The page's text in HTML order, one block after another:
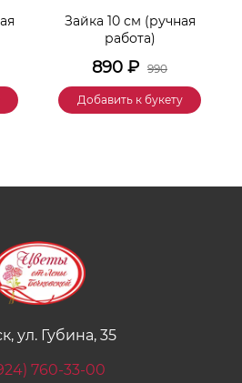
Зайка 10 см (ручная
работа)
890 ₽ 990
Добавить к букету
ул. Губина, 35
760-33-00